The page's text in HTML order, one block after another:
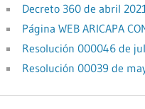
Decreto 360 de abril 2021
Página WEB ARICAPA
Resolución 000046 de
Resolución 00039 de